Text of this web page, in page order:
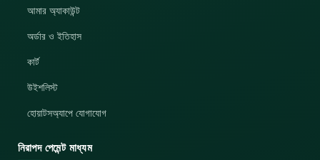
আমার অ্যাকাউন্ট
অর্ডার ও ইতিহাস
কার্ট
উইশলিস্ট
হোয়াটসঅ্যাপে যোগাযোগ
নিরাপদ পেমেন্ট মাধ্যম